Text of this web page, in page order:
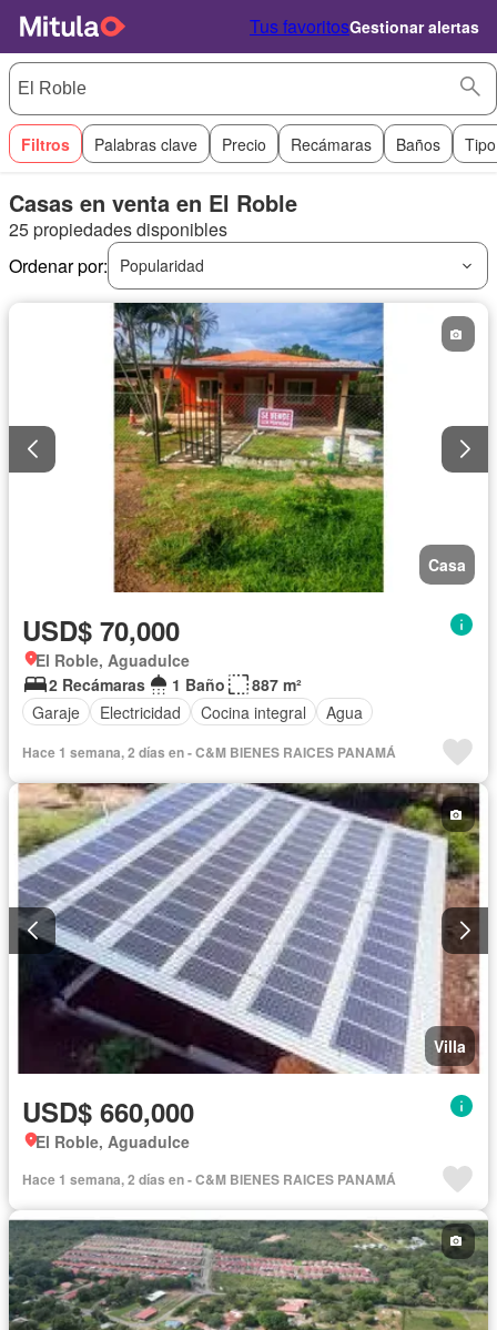
Tus favoritosGestionar alertas
Filtros Palabras clave Precio Recámaras Baños
Casas en venta en El Roble
25 propiedades disponibles
Ordenar por:
Popularidad
Casa
USD$ 70,000
El Roble, Aguadulce
2 Recámaras
1 Baño
887 m²
Garaje
Electricidad Cocina integral Agua
Hace 1 semana, 2 días en - C&M BIENES RAICES PANAMÁ
Villa
USD$ 660,000
El Roble, Aguadulce
Hace 1 semana, 2 días en - C&M BIENES RAICES PANAMÁ